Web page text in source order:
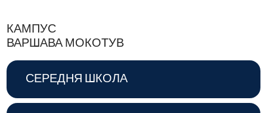
КАМПУС
ВАРШАВА МОКОТУВ
СЕРЕДНЯ ШКОЛА